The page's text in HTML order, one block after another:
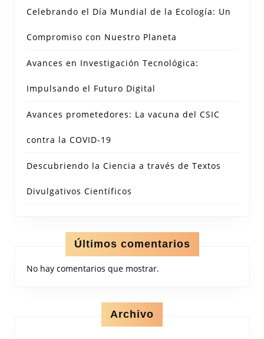
Celebrando el Día Mundial de la Ecología: Un
Compromiso con Nuestro Planeta
Avances en Investigación Tecnológica:
Impulsando el Futuro Digital
Avances prometedores: La vacuna del CSIC
contra la COVID-19
Descubriendo la Ciencia a través de Textos
Divulgativos Científicos
Últimos comentarios
No hay comentarios que mostrar.
Archivo